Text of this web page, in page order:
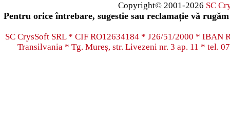
Copyright© 2001-2026 SC
Pentru orice întrebare, sugestie sau reclamație vă
SC CrysSoft SRL * CIF RO12634184 * J26/51/2000 * IBAN
Transilvania * Tg. Mureș, str. Livezeni nr. 3 ap. 11 * tel.